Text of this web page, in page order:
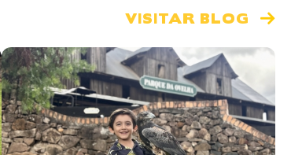
VISITAR BLOG